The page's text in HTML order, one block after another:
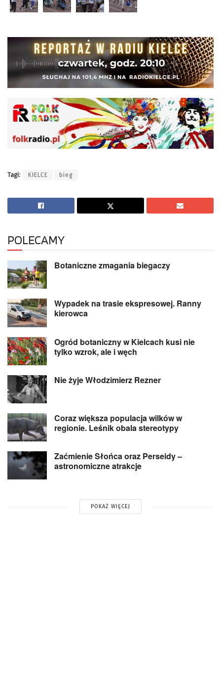
Tagi: KIELCE bieg
POLECAMY
Botaniczne zmagania biegaczy
Wypadek na trasie ekspresowej. Ranny
kierowca
Ogród botaniczny w Kielcach kusi nie
tylko wzrok, ale i węch
Nie żyje Włodzimierz Rezner
Coraz większa populacja wilków w
regionie. Leśnik obala stereotypy
Zaćmienie Słońca oraz Perseidy –
astronomiczne atrakcje
POKAŻ WIĘCEJ